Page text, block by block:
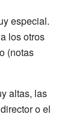
especial.
los otros
(notas
altas, las
o el